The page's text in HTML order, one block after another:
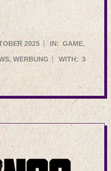
2025 IN: GAME,
,WERBUNG WITH: 3